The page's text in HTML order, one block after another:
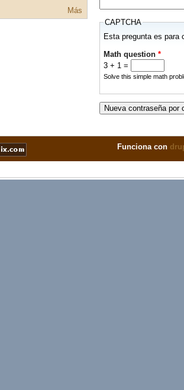
Más
CAPTCHA
Esta pregunta es
Math question*
3 + 1 =
Solve this simple math
Funciona con